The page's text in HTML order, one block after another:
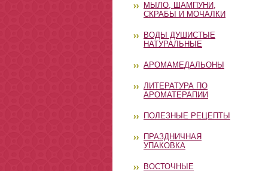
МЫЛО, ШАМПУНИ,
СКРАБЫ И МОЧАЛКИ
ВОДЫ ДУШИСТЫЕ
НАТУРАЛЬНЫЕ
АРОМАМЕДАЛЬОНЫ
ЛИТЕРАТУРА ПО
АРОМАТЕРАПИИ
ПОЛЕЗНЫЕ РЕЦЕПТЫ
ПРАЗДНИЧНАЯ
УПАКОВКА
ВОСТОЧНЫЕ